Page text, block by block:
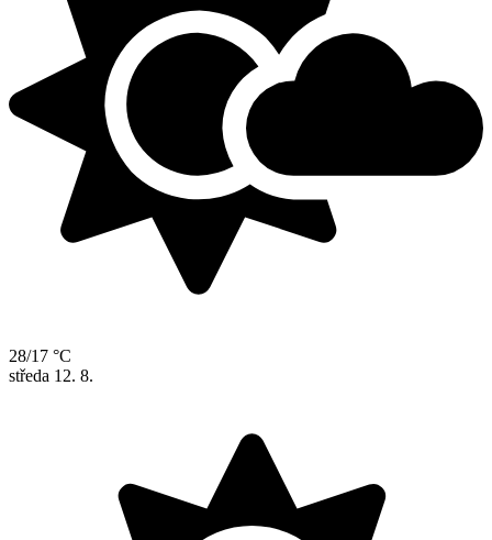
28/17 °C
středa 12. 8.